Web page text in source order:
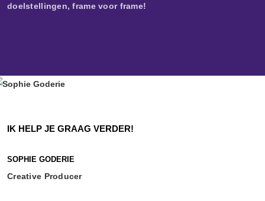
doelstellingen, frame voor frame!
IK HELP JE GRAAG VERDER!
SOPHIE GODERIE
Creative Producer